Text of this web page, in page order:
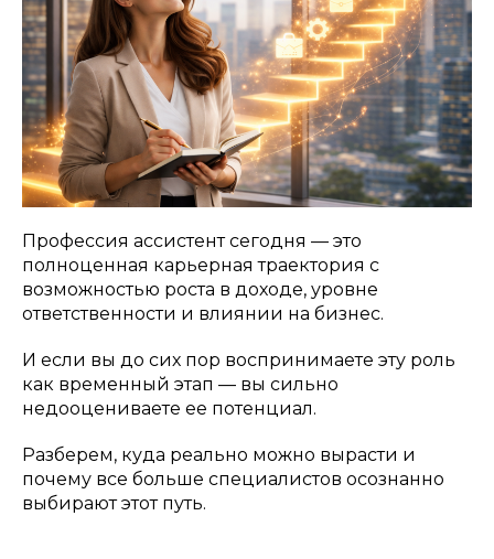
Профессия ассистент сегодня — это
полноценная карьерная траектория с
возможностью роста в доходе, уровне
ответственности и влиянии на бизнес.
И если вы до сих пор воспринимаете эту роль
как временный этап — вы сильно
недооцениваете ее потенциал.
Разберем, куда реально можно вырасти и
почему все больше специалистов осознанно
выбирают этот путь.